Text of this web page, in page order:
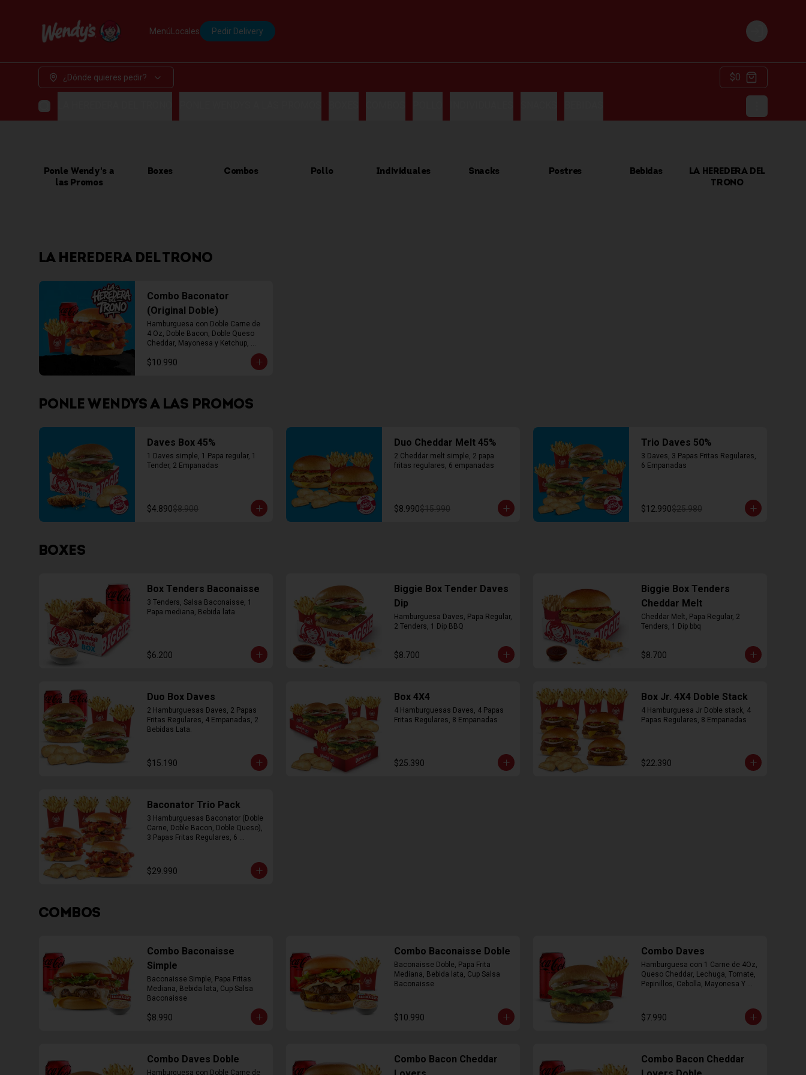
Menú Locales Pedir Delivery
Login
¿Dónde quieres pedir? $0
Ponle Wendy's a
las Promos
Boxes Combos Pollo Individuales Snacks Postres Bebidas
LA HEREDERA DEL
TRONO
LA HEREDERA DEL TRONO
Combo Baconator
(Original Doble)
Hamburguesa con Doble Carne de
4 Oz, Doble Bacon, Doble Queso
Cheddar, Mayonesa y Ketchup,
Papas Fritas Mediana, Bebida Lata
$10.990
PONLE WENDYS A LAS PROMOS
Daves Box 45%
1 Daves simple, 1 Papa regular, 1
Tender, 2 Empanadas
$4.890$8.900
Duo Cheddar Melt 45%
2 Cheddar melt simple, 2 papa
fritas regulares, 6 empanadas
$8.990$15.990
Trio Daves 50%
3 Daves, 3 Papas Fritas Regulares,
6 Empanadas
$12.990$25.980
BOXES
Box Tenders Baconaisse
3 Tenders, Salsa Baconaisse, 1
Papa mediana, Bebida lata
$6.200
Biggie Box Tender Daves
Dip
Hamburguesa Daves, Papa Regular,
2 Tenders, 1 Dip BBQ
$8.700
Biggie Box Tenders
Cheddar Melt
Cheddar Melt, Papa Regular, 2
Tenders, 1 Dip bbq
$8.700
Duo Box Daves
2 Hamburguesas Daves, 2 Papas
Fritas Regulares, 4 Empanadas, 2
Bebidas Lata.
$15.190
Box 4X4
4 Hamburguesas Daves, 4 Papas
Fritas Regulares, 8 Empanadas
$25.390
Box Jr. 4X4 Doble Stack
4 Hamburguesa Jr Doble stack, 4
Papas Regulares, 8 Empanadas
$22.390
Baconator Trio Pack
3 Hamburguesas Baconator (Doble
Carne, Doble Bacon, Doble Queso),
3 Papas Fritas Regulares, 6
$29.990
COMBOS
Combo Baconaisse
Simple
Baconaisse Simple, Papa Fritas
Mediana, Bebida lata, Cup Salsa
Baconaisse
$8.990
Combo Baconaisse Doble
Baconaisse Doble, Papa Frita
Mediana, Bebida lata, Cup Salsa
Baconaisse
$10.990
Combo Daves
Hamburguesa con 1 Carne de 4Oz,
Queso Cheddar, Lechuga, Tomate,
Pepinillos, Cebolla, Mayonesa Y
$7.990
Combo Daves Doble
Hamburguesa con Doble Carne de
Combo Bacon Cheddar
Combo Bacon Cheddar